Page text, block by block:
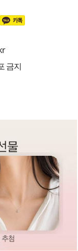
금지